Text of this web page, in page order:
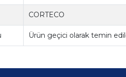
CORTECO
Ürün geçici olarak temin